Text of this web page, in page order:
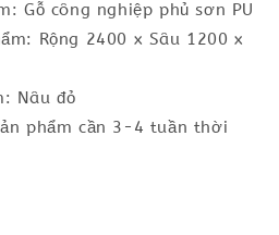
Gỗ công nghiệp phủ sơn PU
Rộng 2400 x Sâu 1200 x
Nâu đỏ
phẩm cần 3-4 tuần thời